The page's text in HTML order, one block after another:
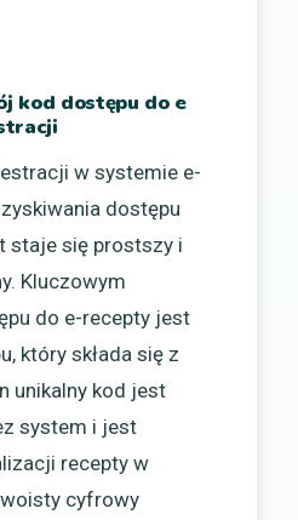
kod dostępu do e
w systemie e-
dostępu
staje się prostszy i
Kluczowym
do e-recepty jest
który składa się z
unikalny kod jest
system i jest
recepty w
cyfrowy